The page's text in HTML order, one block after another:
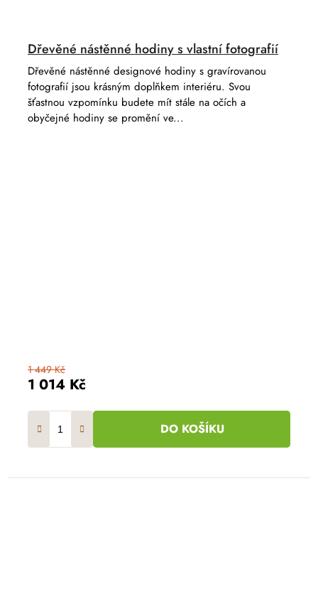
Dřevěné nástěnné hodiny s vlastní fotografií
1 014 Kč
1 449 Kč
DO KOŠÍKU
Dřevěné nástěnné designové hodiny s gravírovanou
fotografií jsou krásným doplňkem interiéru. Svou
šťastnou vzpomínku budete mít stále na očích a
obyčejné hodiny se promění ve...